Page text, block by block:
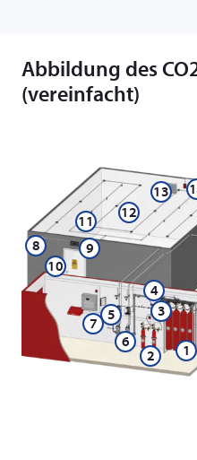
Abbildung des
(vereinfacht)
1
2
3
4
5
6
7
8
9
10
11 12
13